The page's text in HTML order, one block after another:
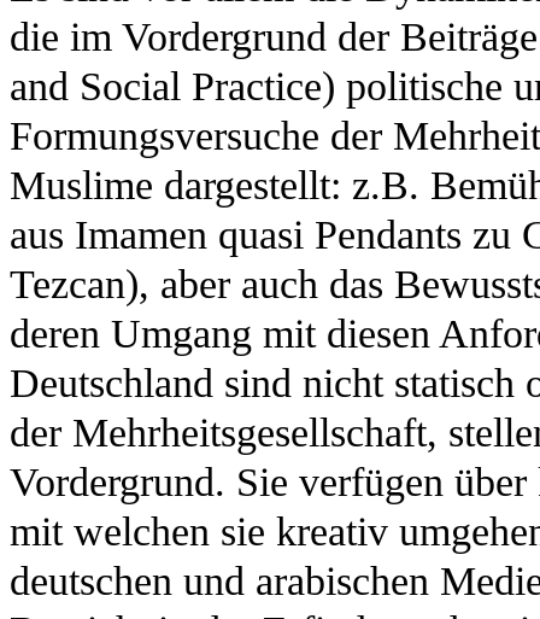
die im Vordergrund der
and Social Practice) politische
Formungsversuche der
Muslime dargestellt: z.B.
aus Imamen quasi Pendants
Tezcan), aber auch das
deren Umgang mit diesen
Deutschland sind nicht statisch
der Mehrheitsgesellschaft,
Vordergrund. Sie verfügen
mit welchen sie kreativ
deutschen und arabischen